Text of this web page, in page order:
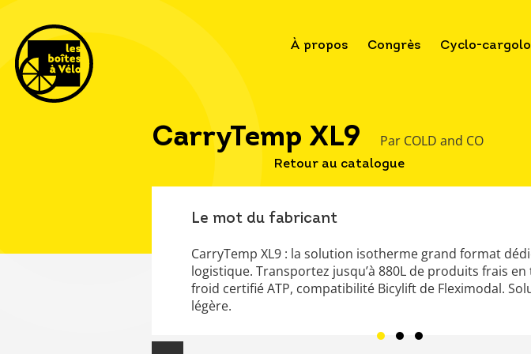
À propos Congrès Cyclo-
CarryTemp XL9 Par COLD and CO
Retour au catalogue
Le mot du fabricant
CarryTemp XL9 : la solution isotherme grand format
logistique. Transportez jusqu’à 880L de produits frais
froid certifié ATP, compatibilité Bicylift de Fleximodal.
légère.